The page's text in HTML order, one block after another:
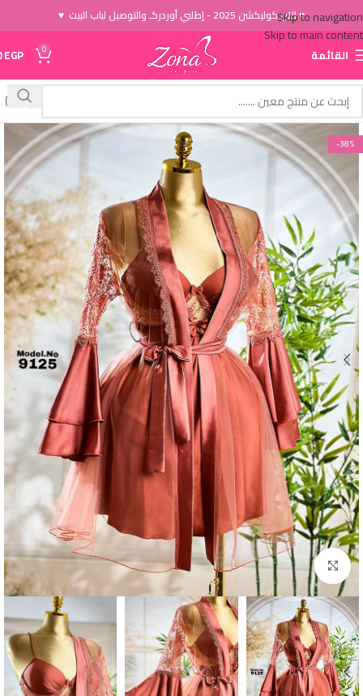
Skip to navigation
Skip to main content
♥ الاَن كوليكشن 2025 - إطلبي أوردركـ والتوصيل لباب البيت ♥
القائمة 0
EGP
-38%
Click to enlarge